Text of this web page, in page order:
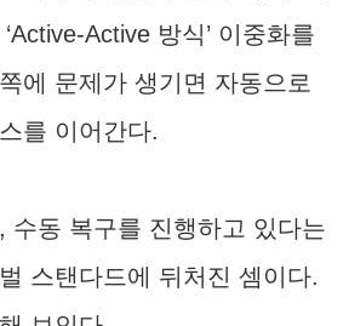
Active 방식’ 이중화를
에 문제가 생기면 자동으로
를 이어간다.
수동 복구를 진행하고 있다는
스탠다드에 뒤처진 셈이다.